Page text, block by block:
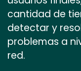
cantidad de
detectar y
problemas a
red.